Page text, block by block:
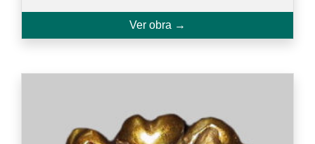
Ver obra →